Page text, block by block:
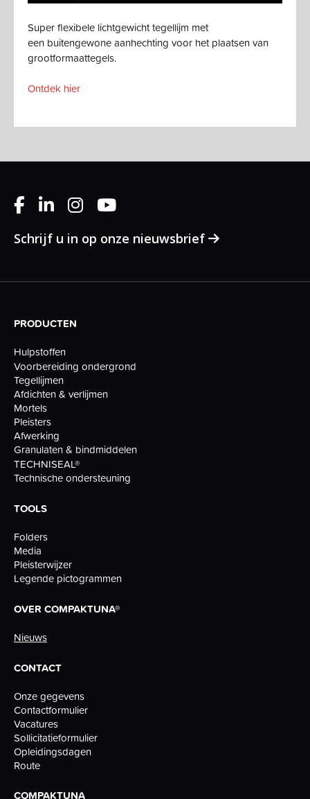
Super flexibele lichtgewicht tegellijm met
een buitengewone aanhechting voor het plaatsen van
grootformaattegels.
Ontdek hier
Schrijf u in op onze nieuwsbrief
PRODUCTEN
Hulpstoffen
Voorbereiding ondergrond
Tegellijmen
Afdichten & verlijmen
Mortels
Pleisters
Afwerking
Granulaten & bindmiddelen
TECHNISEAL®
Technische ondersteuning
TOOLS
Folders
Media
Pleisterwijzer
Legende pictogrammen
OVER COMPAKTUNA®
Nieuws
CONTACT
Onze gegevens
Contactformulier
Vacatures
Sollicitatieformulier
Opleidingsdagen
Route
COMPAKTUNA